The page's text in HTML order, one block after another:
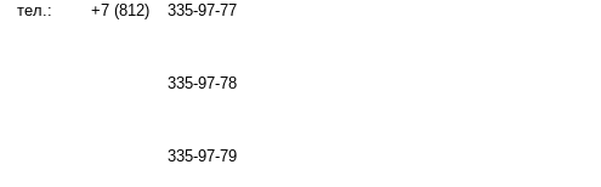
тел.: +7 (812) 335-97-77
335-97-78
335-97-79